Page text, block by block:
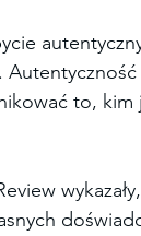
to,